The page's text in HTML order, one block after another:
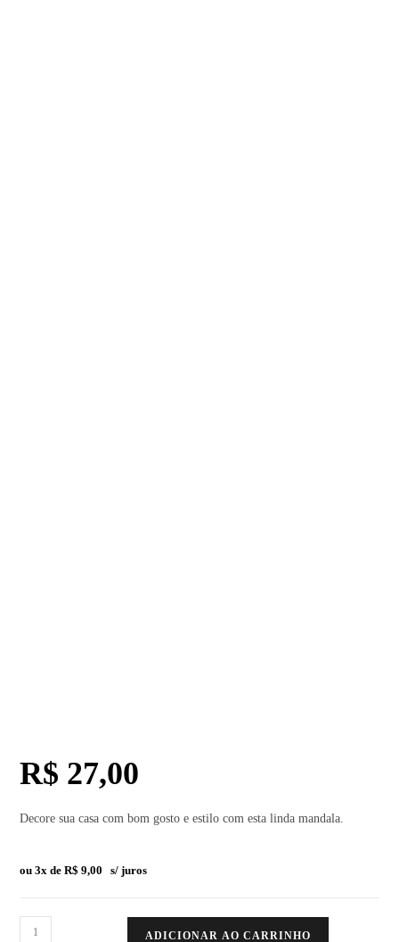
R$ 27,00
Decore sua casa com bom gosto e estilo com esta linda mandala.
ou 3x deR$ 9,00 s/ juros
ADICIONAR AO CARRINHO